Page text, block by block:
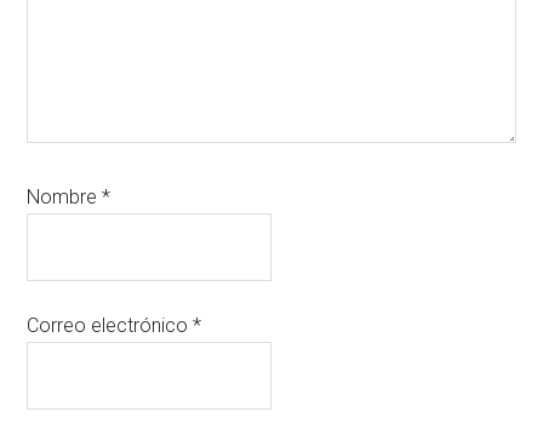
Nombre*
Correo electrónico*